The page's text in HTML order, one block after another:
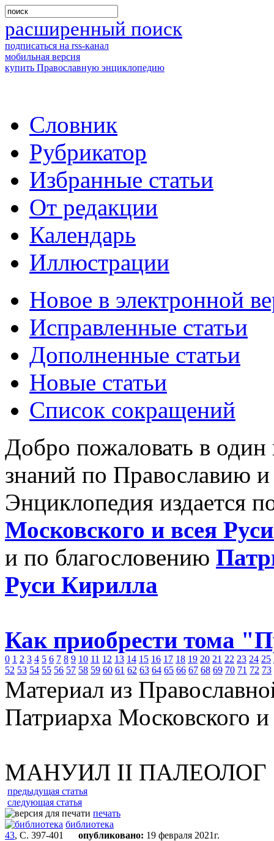
расширенный поиск
подписаться на rss-канал
мобильная версия
купить Православную энциклопедию
Словник
Рубрикатор
Избранные статьи
От редакции
Календарь
Иллюстрации
Новое в электронной
Исправленные статьи
Дополненные статьи
Новые статьи
Список сокращений
Добро пожаловать в
знаний по Православию
Энциклопедия издается
Московского и всея
и по благословению
Руси Кирилла
Как приобрести тома
0 1 2 3 4 5 6 7 8 9 10 11 12 13 14 15 16 17 18 19 20 21 22 23 24 25
52 53 54 55 56 57 58 59 60 61 62 63 64 65 66 67 68 69 70 71 72 73
Материал из
Патриарха Московского
МАНУИЛ II ПАЛЕОЛОГ
предыдущая статья
следующая статья
печать
библиотека
43, С. 397-401 опубликовано: 19 февраля 2021г.